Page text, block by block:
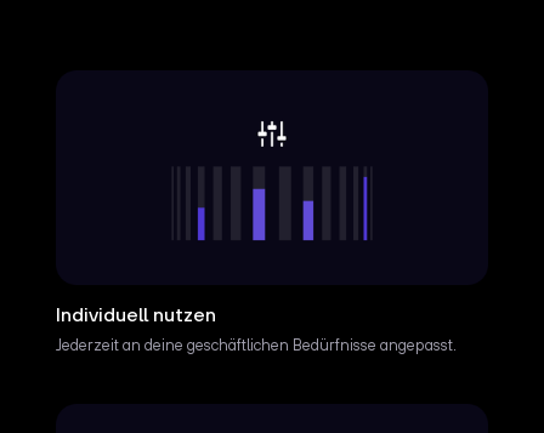
Individuell nutzen
Jederzeit an deine geschäftlichen Bedürfnisse angepasst.